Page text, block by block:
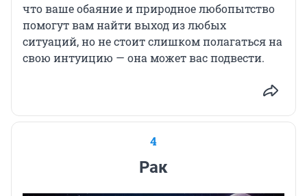
что ваше обаяние и природное любопытство
помогут вам найти выход из любых
ситуаций, но не стоит слишком полагаться на
свою интуицию — она может вас подвести.
4
Рак